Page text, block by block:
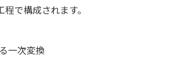
で構成されます。
一次変換